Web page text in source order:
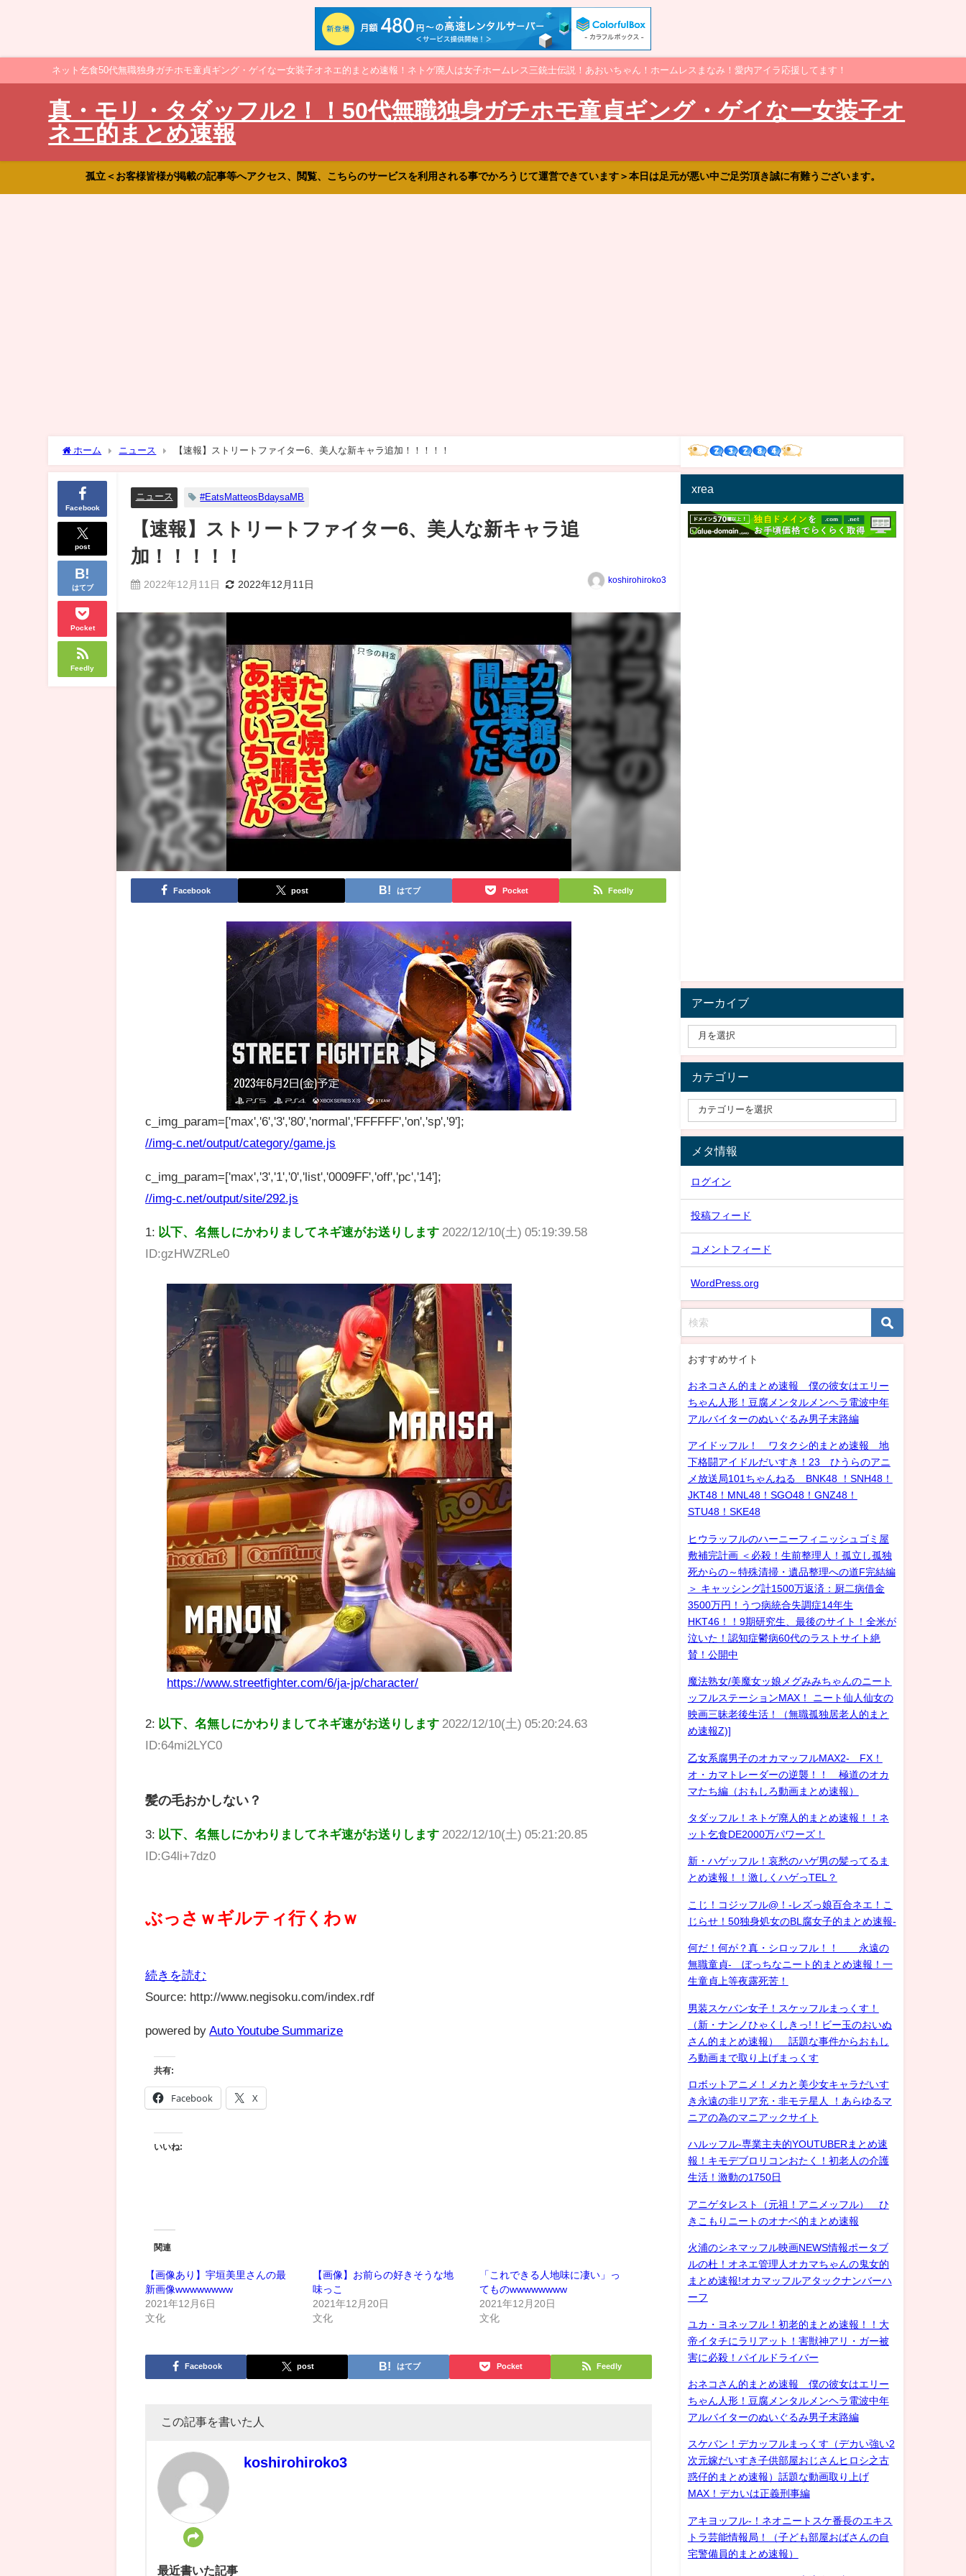
ネット乞食50代無職独身ガチホモ童貞ギング・ゲイなー女装子オネエ的まとめ速報！ネトゲ廃人は女子ホームレス三銃士伝説！あおいちゃん！ホームレスまなみ！愛内アイラ応援してます！
真・モリ・タダッフル2！！50代無職独身ガチホモ童貞ギング・ゲイなー女装子オ
ネエ的まとめ速報
孤立＜お客様皆様が掲載の記事等へアクセス、閲覧、こちらのサービスを利用される事でかろうじて運営できています＞本日は足元が悪い中ご足労頂き誠に有難うございます。
ホーム ニュース 【速報】ストリートファイター6、美人な新キャラ追加！！！！！
Facebook
post
はてブ
Pocket
Feedly
ニュース #EatsMatteosBdaysaMB
【速報】ストリートファイター6、美人な新キャラ追
加！！！！！
2022年12月11日 2022年12月11日 koshirohiroko3
Facebook post はてブ Pocket Feedly
c_img_param=['max','6','3','80','normal','FFFFFF','on','sp','9'];
//img-c.net/output/category/game.js
c_img_param=['max','3','1','0','list','0009FF','off','pc','14'];
//img-c.net/output/site/292.js
1: 以下、名無しにかわりましてネギ速がお送りします 2022/12/10(土) 05:19:39.58
ID:gzHWZRLe0
https://www.streetfighter.com/6/ja-jp/character/
2: 以下、名無しにかわりましてネギ速がお送りします 2022/12/10(土) 05:20:24.63
ID:64mi2LYC0
髪の毛おかしない？
3: 以下、名無しにかわりましてネギ速がお送りします 2022/12/10(土) 05:21:20.85
ID:G4li+7dz0
ぶっさｗギルティ行くわｗ
続きを読む
Source: http://www.negisoku.com/index.rdf
powered by Auto Youtube Summarize
共有:
Facebook X
いいね:
関連
【画像あり】宇垣美里さんの最
新画像wwwwwwww
2021年12月6日
文化
【画像】お前らの好きそうな地
味っこ
2021年12月20日
文化
「これできる人地味に凄い」っ
てものwwwwwwww
2021年12月20日
文化
Facebook post はてブ Pocket Feedly
この記事を書いた人
koshirohiroko3
最近書いた記事
xrea
アーカイブ
カテゴリー
メタ情報
ログイン
投稿フィード
コメントフィード
WordPress.org
おすすめサイト
おネコさん的まとめ速報 僕の彼女はエリー
ちゃん人形！豆腐メンタルメンヘラ電波中年
アルバイターのぬいぐるみ男子末路編
アイドッフル！ ワタクシ的まとめ速報 地
下格闘アイドルだいすき！23 ひうらのアニ
メ放送局101ちゃんねる BNK48 ！SNH48！
JKT48！MNL48！SGO48！GNZ48！
STU48！SKE48
ヒウラッフルのハーニーフィニッシュゴミ屋
敷補完計画 ＜必殺！生前整理人！孤立し孤独
死からの～特殊清掃・遺品整理への道F完結編
＞ キャッシング計1500万返済：厨二病借金
3500万円！うつ病統合失調症14年生
HKT46！！9期研究生、最後のサイト！全米が
泣いた！認知症鬱病60代のラストサイト絶
賛！公開中
魔法熟女/美魔女ッ娘メグみみちゃんのニート
ッフルステーションMAX！ ニート仙人仙女の
映画三昧老後生活！（無職孤独居老人的まと
め速報Z)]
乙女系腐男子のオカマッフルMAX2- FX！
オ・カマトレーダーの逆襲！！ 極道のオカ
マたち編（おもしろ動画まとめ速報）
タダッフル！ネトゲ廃人的まとめ速報！！ネ
ット乞食DE2000万パワーズ！
新・ハゲッフル！哀愁のハゲ男の髪ってるま
とめ速報！！激しくハゲっTEL？
こじ！コジッフル@！-レズっ娘百合ネエ！こ
じらせ！50独身処女のBL腐女子的まとめ速報-
何だ！何が？真・シロッフル！！ 永遠の
無職童貞- ぼっちなニート的まとめ速報！一
生童貞上等夜露死苦！
男装スケバン女子！スケッフルまっくす！
（新・ナンノひゃくしきっ!！ビー玉のおいぬ
さん的まとめ速報） 話題な事件からおもし
ろ動画まで取り上げまっくす
ロボットアニメ！メカと美少女キャラだいす
き永遠の非リア充・非モテ星人 ！あらゆるマ
ニアの為のマニアックサイト
ハルッフル-専業主夫的YOUTUBERまとめ速
報！キモデブロリコンおたく！初老人の介護
生活！激動の1750日
アニゲタレスト（元祖！アニメッフル） ひ
きこもりニートのオナベ的まとめ速報
火浦のシネマッフル映画NEWS情報ポータブ
ルの杜！オネエ管理人オカマちゃんの鬼女的
まとめ速報!オカマッフルアタックナンバーハ
ーフ
ユカ・ヨネッフル！初老的まとめ速報！！大
帝イタチにラリアット！害獣神アリ・ガー被
害に必殺！パイルドライバー
おネコさん的まとめ速報 僕の彼女はエリー
ちゃん人形！豆腐メンタルメンヘラ電波中年
アルバイターのぬいぐるみ男子末路編
スケバン！デカッフルまっくす（デカい強い2
次元嫁だいすき子供部屋おじさんヒロシ之古
惑仔的まとめ速報）話題な動画取り上げ
MAX！デカいは正義刑事編
アキヨッフル-！ネオニートスケ番長のエキス
トラ芸能情報局！（子ども部屋おばさんの自
宅警備員的まとめ速報）